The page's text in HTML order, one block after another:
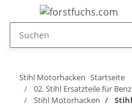
Stihl Motorhacken Startseite
02. Stihl Ersatzteile für
Stihl Motorhacken